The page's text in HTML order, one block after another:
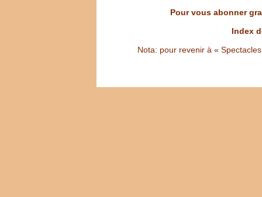
Pour vous abonner
Index
Nota: pour revenir à «